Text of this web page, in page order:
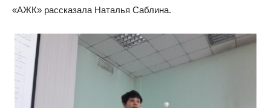
«АЖК» рассказала Наталья Саблина.